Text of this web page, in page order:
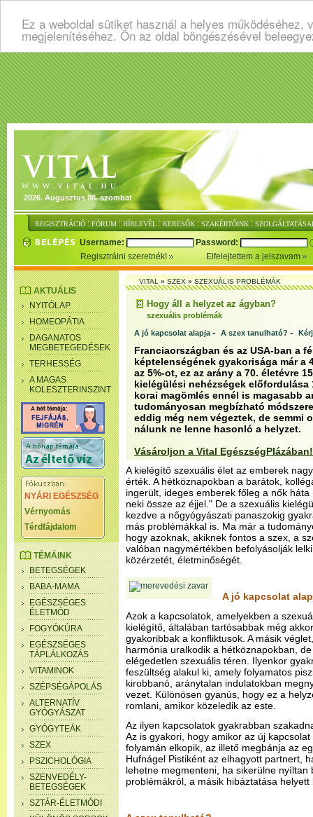
Ez a weboldal sütiket használ a helyes
megjelenítéséhez. Ön az oldal böngészésével
2026. Augusztus 08. szombat
REGISZTRÁCIÓ : FÓRUM : HÍRLEVÉL : KERESŐK : SZAKÉRTŐINK :
Username:
Password:
Regisztrálni szeretnék!
Elfelejtettem a jelszavam
AKTUÁLIS
NYITÓLAP
HOMEOPÁTIA
DAGANATOS
MEGBETEGEDÉSEK
TERHESSÉG
A MAGAS
KOLESZTERINSZINT
NYÁRI EGÉSZSÉG
Vérnyomás
Térdfájdalom
TÉMÁINK
BETEGSÉGEK
BABA-MAMA
EGÉSZSÉGES
ÉLETMÓD
FOGYÓKÚRA
EGÉSZSÉGES
TÁPLÁLKOZÁS
VITAMINOK
SZÉPSÉGÁPOLÁS
ALTERNATÍV
GYÓGYÁSZAT
GYÓGYTEÁK
SZEX
PSZICHOLÓGIA
SZENVEDÉLY-
BETEGSÉGEK
SZTÁR-ÉLETMÓDI
VITAL»SZEX»SZEXUÁLIS PROBLÉMÁK
Hogy áll a helyzet az ágyban?
szexuális problémák
A jó kapcsolat alapja - A szex tanulható? -
Franciaországban és az USA-ban a
képtelenségének gyakorisága már a
az 5%-ot, ez az arány a 70. életévre
kielégülési nehézségek előfordulása
korai magömlés ennél is magasabb
tudományosan megbízható
eddig még nem végeztek, de semmi
nálunk ne lenne hasonló a helyzet.
Vásároljon a Vital
A kielégítő szexuális élet az emberek
érték. A hétköznapokban a barátok,
ingerült, ideges emberek főleg a nők
neki össze az éjjel." De a szexuális
kezdve a nőgyógyászati panaszokig
más problémákkal is. Ma már a
hogy azoknak, akiknek fontos a szex, a
valóban nagymértékben befolyásolják
közérzetét, életminőségét.
A jó kapcsolat
Azok a kapcsolatok, amelyekben a
kielégítő, általában tartósabbak még
gyakoribbak a konfliktusok. A másik
harmónia uralkodik a hétköznapokban,
elégedetlen szexuális téren. Ilyenkor
feszültség alakul ki, amely folyamatos
kirobbanó, aránytalan indulatokban
vezet. Különösen gyanús, hogy ez a
romlani, amikor közeledik az este.
Az ilyen kapcsolatok gyakrabban
Az is gyakori, hogy amikor az új
folyamán elkopik, az illető megbánja az
Hufnágel Pistiként az elhagyott partnert,
lehetne megmenteni, ha sikerülne nyíltan
problémákról, a másik hibáztatása